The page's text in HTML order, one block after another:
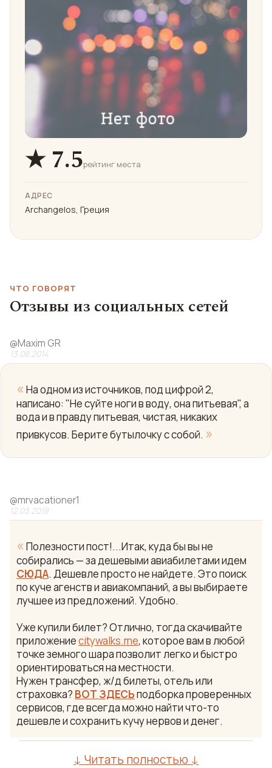
★ 7.5рейтинг места
АДРЕС
Archangelos, Греция
ЧТО ГОВОРЯТ
Отзывы из социальных сетей
@Maxim GR
13.08.2014
« На одном из источников, под цифрой 2,
написано: "Не суйте ноги в воду, она питьевая", а
вода и в правду питьевая, чистая, никаких
привкусов. Берите бутылочку с собой. »
@mrvacationer1
12.03.2018
« Полезности пост!...Итак, куда бы вы не
собирались — за дешевыми авиабилетами идем
СЮДА. Дешевле просто не найдете. Это поиск
по куче агенств и авиакомпаний, а вы выбираете
лучшее из предложений. Удобно.
Уже купили билет? Отлично, тогда скачивайте
приложениеcitywalks.me, которое вам в любой
точке земного шара позволит легко и быстро
ориентироваться на местности.
Нужен трансфер, ж/д билеты, отель или
страховка? ВОТ ЗДЕСЬподборка проверенных
сервисов, где всегда можно найти что-то
дешевле и сохранить кучу нервов и денег.
↓ Читать полностью ↓